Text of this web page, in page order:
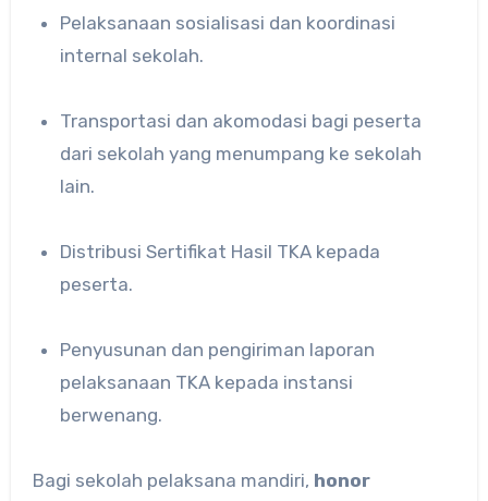
Pelaksanaan sosialisasi dan koordinasi
internal sekolah.
Transportasi dan akomodasi bagi peserta
dari sekolah yang menumpang ke sekolah
lain.
Distribusi Sertifikat Hasil TKA kepada
peserta.
Penyusunan dan pengiriman laporan
pelaksanaan TKA kepada instansi
berwenang.
Bagi sekolah pelaksana mandiri, honor